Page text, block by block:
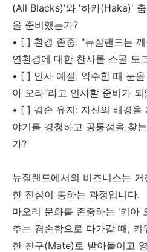
(All Blacks)'와 '하카(Haka)'
을 준비했는가?
• [ ] 환경 존중: "뉴질랜드는
연환경에 대한 찬사를 스몰 토
• [ ] 인사 예절: 악수할 때 눈
아 오라"라고 인사할 준비가 되
• [ ] 겸손 유지: 자신의 배경을
야기를 경청하고 공통점을 찾
가?
뉴질랜드에서의 비즈니스는
한 진심이 통하는 과정입니다.
마오리 문화를 존중하는 '키아
추는 겸손함으로 다가갈 때,
한 친구(Mate)로 받아들이고